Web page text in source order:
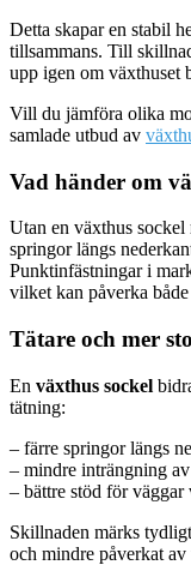
Detta skapar en stabil
tillsammans. Till
upp igen om växthuset
Vill du jämföra olika
samlade utbud av
Vad händer om
Utan en växthus sockel
springor längs
Punktinfästningar i
vilket kan påverka
Tätare och mer
En växthus sockel
tätning:
– färre springor längs
– mindre inträngning
– bättre stöd för
Skillnaden märks
och mindre påverkat